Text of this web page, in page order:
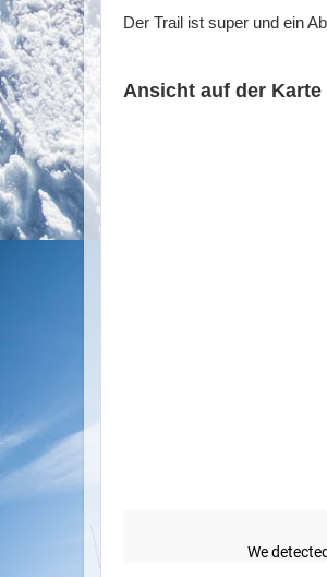
Der Trail ist super und ein
Ansicht auf der Karte